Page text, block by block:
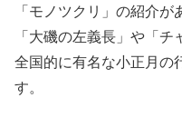
「モノツクリ」の紹介が
「大磯の左義長」や「チ
全国的に有名な小正月の
す。